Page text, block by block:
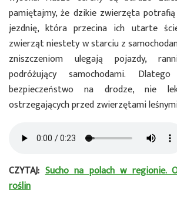
pamiętajmy, że dzikie zwierzęta
jezdnię, która przecina ich utarte
zwierząt niestety w starciu z
zniszczeniom ulegają pojazdy,
podróżujący samochodami.
bezpieczeństwo na drodze, nie
ostrzegających przed zwierzętami
CZYTAJ:Sucho na polach w regionie.
roślin